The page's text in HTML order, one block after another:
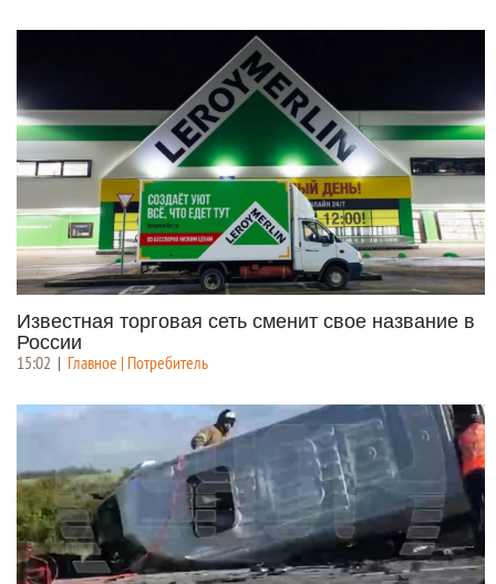
Известная торговая сеть сменит свое название в
России
15:02 Главное | Потребитель